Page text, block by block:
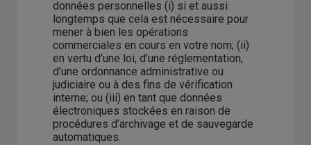
données personnelles (i) si et aussi
longtemps que cela est nécessaire pour
mener à bien les opérations
commerciales en cours en votre nom; (ii)
en vertu d’une loi, d’une réglementation,
d’une ordonnance administrative ou
judiciaire ou à des fins de vérification
interne; ou (iii) en tant que données
électroniques stockées en raison de
procédures d’archivage et de sauvegarde
automatiques.